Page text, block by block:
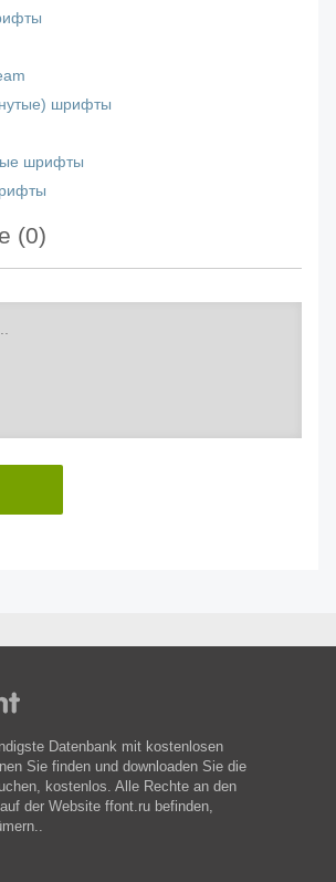
шрифты
шрифты
(0)
Datenbank mit kostenlosen
Sie finden und downloaden Sie die
kostenlos. Alle Rechte an den
der Website ffont.ru befinden,